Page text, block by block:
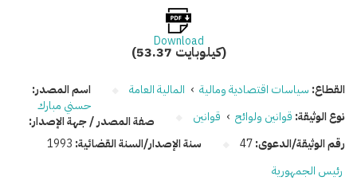
Download
(53.37 كيلوبايت)
القطاع: سياسات اقتصادية ومالية › المالية العامة
نوع الوثيقة: قوانين ولوائح › قوانين
رقم الوثيقة/الدعوى:47 سنة الإصدار/السنة القضائية: 1993
اسم المصدر:
حسني مبارك
صفة المصدر / جهة الإصدار:
رئيس الجمهورية